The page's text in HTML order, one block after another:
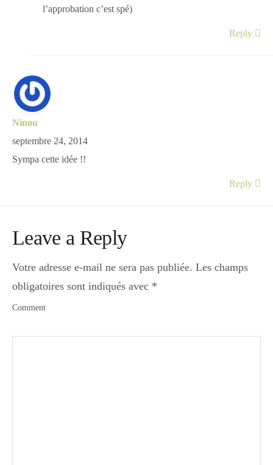
l’approbation c’est spé)
Reply
Ninou
septembre 24, 2014
Sympa cette idée !!
Reply
Leave a Reply
Votre adresse e-mail ne sera pas publiée. Les champs
obligatoires sont indiqués avec *
Comment